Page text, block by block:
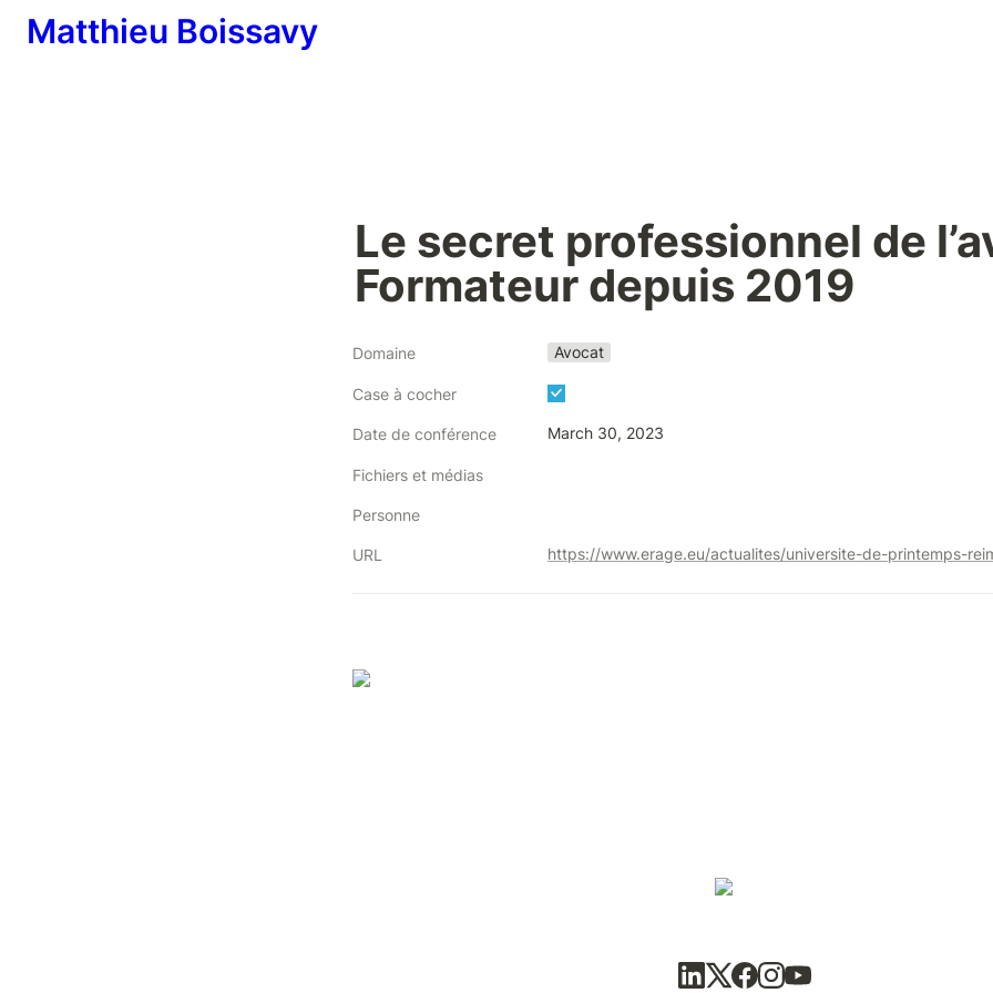
Matthieu Boissavy
Le secret professionnel de
Formateur depuis 2019
Domaine Avocat
Case à cocher
Date de conférence March 30, 2023
Fichiers et médias
Personne
URL https://www.erage.eu/actualites/universite-de-printemps-